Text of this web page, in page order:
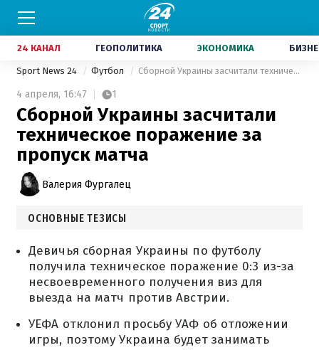
24 КАНАЛ ГЕОПОЛИТИКА ЭКОНОМИКА
Sport News 24 Футбол Сборной Украины засчитали техническое поражение за пропуск матча
4 апреля, 16:47 1
Сборной Украины засчитали
техническое поражение за
пропуск матча
Валерия Фургалец
ОСНОВНЫЕ ТЕЗИСЫ
Девичья сборная Украины по футболу
получила техническое поражение 0:3 из-за
несвоевременного получения виз для
выезда на матч против Австрии.
УЕФА отклонил просьбу УАФ об отложении
игры, поэтому Украина будет занимать